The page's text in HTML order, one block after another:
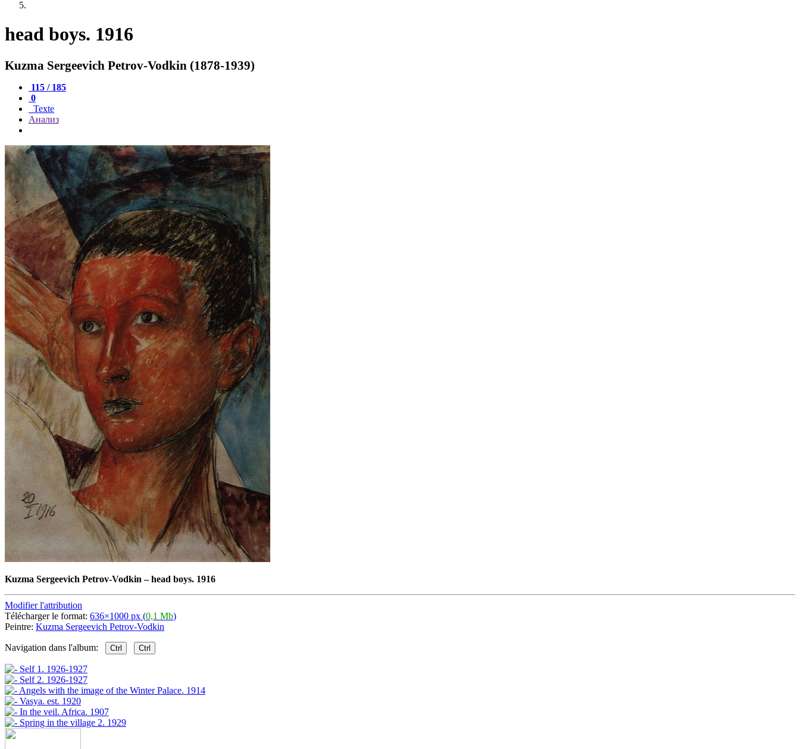
head boys. 1916
Kuzma Sergeevich Petrov-Vodkin (1878-1939)
115 / 185
0
Texte
Анализ
Kuzma Sergeevich Petrov-Vodkin –head boys. 1916
Modifier l'attribution
Télécharger le format: 636×1000 px (0,1 Mb)
Peintre: Kuzma Sergeevich Petrov-Vodkin
Navigation dans l'album: Ctrl Ctrl